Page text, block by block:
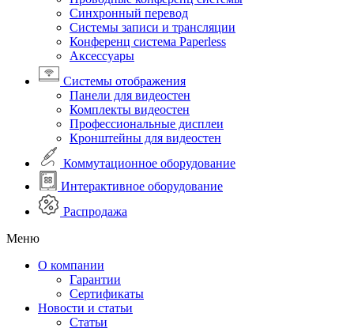
Синхронный перевод
Системы записи и трансляции
Конференц система Paperless
Аксессуары
Системы отображения
Панели для видеостен
Комплекты видеостен
Профессиональные дисплеи
Кронштейны для видеостен
Коммутационное оборудование
Интерактивное оборудование
Распродажа
Меню
О компании
Гарантии
Сертификаты
Новости и статьи
Статьи